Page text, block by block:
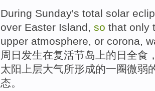
During Sunday's total solar
over Easter Island, so that only
upper atmosphere, or corona,
周日 发生在复活节岛上的 日全食
太阳
上层大气所形成的一圈微弱
态。